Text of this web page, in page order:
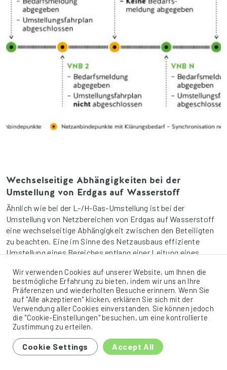
Wechselseitige Abhängigkeiten bei der
Umstellung von Erdgas auf Wasserstoff
Ähnlich wie bei der L-/H-Gas-Umstellung ist bei der
Umstellung von Netzbereichen von Erdgas auf Wasserstoff
eine wechselseitige Abhängigkeit zwischen den Beteiligten
zu beachten. Eine im Sinne des Netzausbaus effiziente
Umstellung eines Bereiches entlang einer Leitung eines
wenn alle angeschlossenen Abnehmer (Verteilernetzbetreiber
oder an das Fernleitungsnetz angeschlossene
Industriekunden) im gleichen […]
Wir verwenden Cookies auf unserer Website, um Ihnen die
bestmögliche Erfahrung zu bieten, indem wir uns an Ihre
Präferenzen und wiederholten Besuche erinnern. Wenn Sie
auf "Alle akzeptieren" klicken, erklären Sie sich mit der
Verwendung aller Cookies einverstanden. Sie können jedoch
die "Cookie-Einstellungen" besuchen, um eine kontrollierte
Zustimmung zu erteilen.
Cookie Settings Accept All